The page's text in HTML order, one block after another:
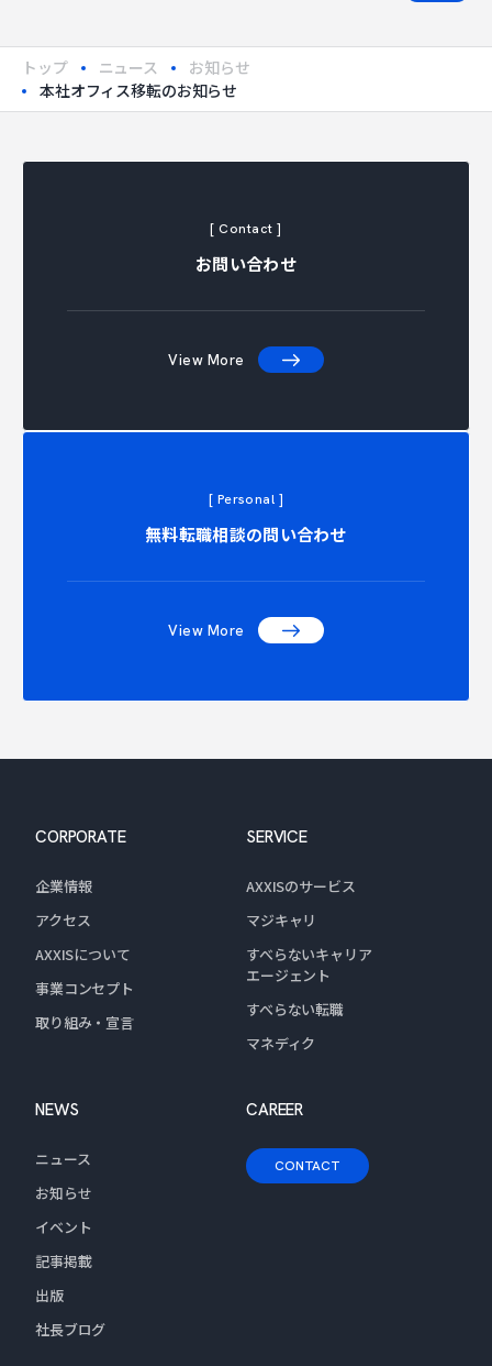
トップ ニュース
お知らせ
本社オフィス移転のお知らせ
[ Contact ]
お問い合わせ
View More
[ Personal ]
無料転職相談の問い合わせ
View More
CORPORATE
企業情報
アクセス
AXXISについて
事業コンセプト
取り組み・宣言
SERVICE
AXXISのサービス
マジキャリ
すべらないキャリア
エージェント
すべらない転職
マネディク
NEWS
ニュース
お知らせ
イベント
記事掲載
出版
社長ブログ
CAREER
CONTACT